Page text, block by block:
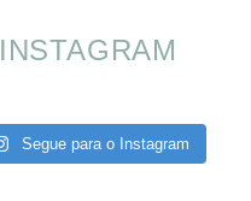
INSTAGRAM
Segue para o Instagram